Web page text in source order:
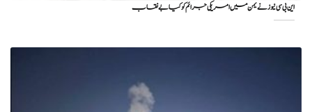
این بی سی نیوز نے یمن میں امریکی جرائم کو کیا بے نقاب